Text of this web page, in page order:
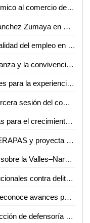
Regreso a clases dará respiro económico al comercio de Ciudad Valles: Canaco
Reporte Índigo "encuera" mafia de Sánchez Zumaya en Pemex
SLP alcanzó un índice de 70.32 en calidad del empleo en el primer trimestre de 2026
El arte fortalece la expresión, la confianza y la convivencia en la sociedad: Iraís Verástegui
Gobierno del estado abre inscripciones para la experiencia Toyota en ventas
Protección civil estatal participa en tercera sesión del comité técnico estatal de manejo del fuego
Hotel Tru by Hilton será un parteaguas para el crecimiento de Ciudad Valles: Sedeco
Soledad avanza en su salida de INTERAPAS y proyecta nuevas obras para la zona oriente
Dos lesionados en choque de motos sobre la Valles–Naranjo
Fiscalía refuerza acciones interinstitucionales contra delito de extorsión
SCT mantiene diálogo con taxistas; reconoce avances pero persisten malas prácticas
Más de 570 atenciones brindó la dirección de defensoría social durante mayo y junio en Ciudad Valles